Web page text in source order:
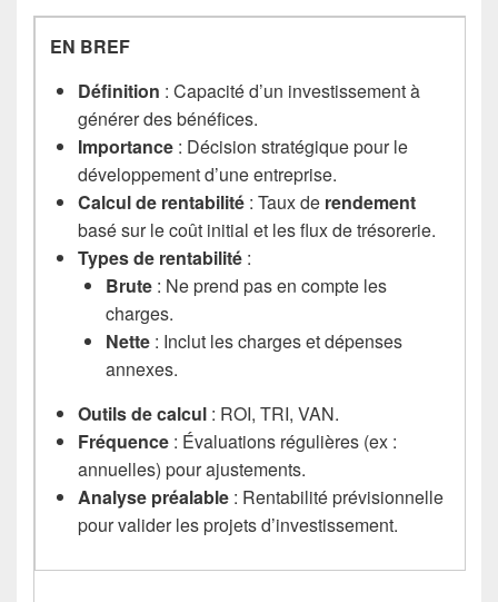
EN BREF
Définition : Capacité d’un investissement à
générer des bénéfices.
Importance : Décision stratégique pour le
développement d’une entreprise.
Calcul de rentabilité : Taux de rendement
basé sur le coût initial et les flux de trésorerie.
Types de rentabilité :
Brute : Ne prend pas en compte les
charges.
Nette : Inclut les charges et dépenses
annexes.
Outils de calcul : ROI, TRI, VAN.
Fréquence : Évaluations régulières (ex :
annuelles) pour ajustements.
Analyse préalable : Rentabilité prévisionnelle
pour valider les projets d’investissement.